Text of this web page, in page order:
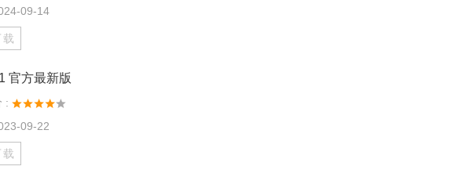
09-14
官方最新版
:
09-22